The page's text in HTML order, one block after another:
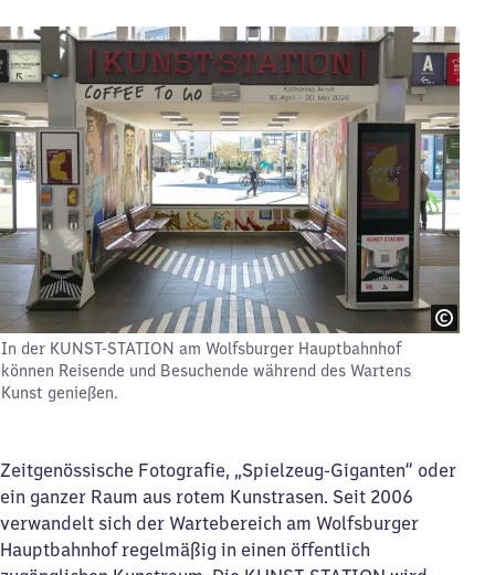
In der KUNST-STATION am Wolfsburger Hauptbahnhof
können Reisende und Besuchende während des Wartens
Kunst genießen.
Zeitgenössische Fotografie, „Spielzeug-Giganten“ oder
ein ganzer Raum aus rotem Kunstrasen. Seit 2006
verwandelt sich der Wartebereich am Wolfsburger
Hauptbahnhof regelmäßig in einen öffentlich